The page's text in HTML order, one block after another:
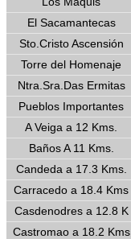
El Sacamantecas
Sto.Cristo Ascensión
Torre del Homenaje
Ntra.Sra.Das Ermitas
Pueblos Importantes
A Veiga a 12 Kms.
Baños A 11 Kms.
Candeda a 17.3 Kms.
Carracedo a 18.4 Kms
Casdenodres a 12.8 K
Castromao a 18.2 Kms